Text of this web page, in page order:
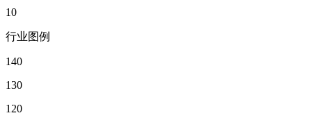
10
行业图例
140
130
120